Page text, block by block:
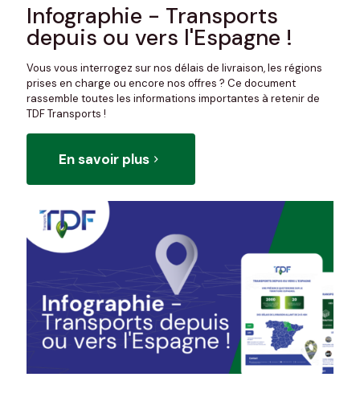
Infographie - Transports
depuis ou vers l'Espagne !
Vous vous interrogez sur nos délais de livraison, les régions
prises en charge ou encore nos offres ? Ce document
rassemble toutes les informations importantes à retenir de
TDF Transports !
En savoir plus